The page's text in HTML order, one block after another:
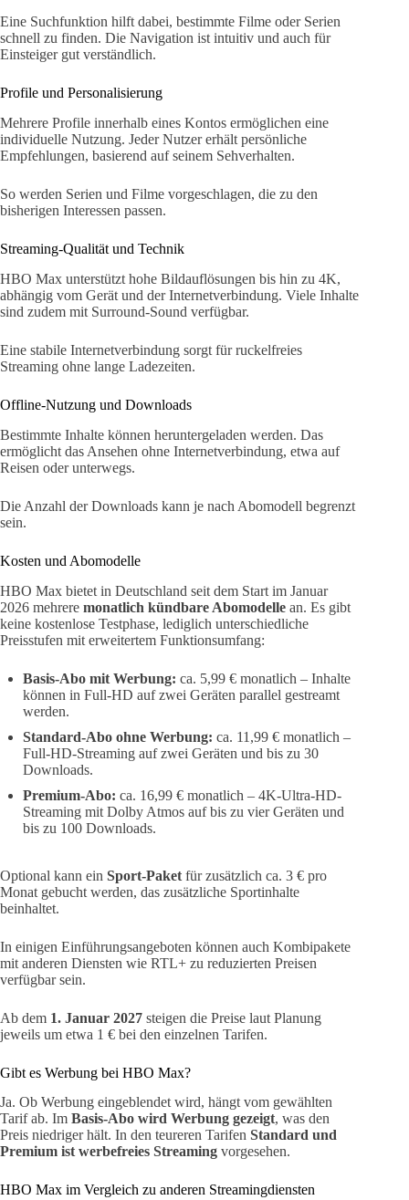
Eine Suchfunktion hilft dabei, bestimmte Filme oder Serien
schnell zu finden. Die Navigation ist intuitiv und auch für
Einsteiger gut verständlich.
Profile und Personalisierung
Mehrere Profile innerhalb eines Kontos ermöglichen eine
individuelle Nutzung. Jeder Nutzer erhält persönliche
Empfehlungen, basierend auf seinem Sehverhalten.
So werden Serien und Filme vorgeschlagen, die zu den
bisherigen Interessen passen.
Streaming-Qualität und Technik
HBO Max unterstützt hohe Bildauflösungen bis hin zu 4K,
abhängig vom Gerät und der Internetverbindung. Viele Inhalte
sind zudem mit Surround-Sound verfügbar.
Eine stabile Internetverbindung sorgt für ruckelfreies
Streaming ohne lange Ladezeiten.
Offline-Nutzung und Downloads
Bestimmte Inhalte können heruntergeladen werden. Das
ermöglicht das Ansehen ohne Internetverbindung, etwa auf
Reisen oder unterwegs.
Die Anzahl der Downloads kann je nach Abomodell begrenzt
sein.
Kosten und Abomodelle
HBO Max bietet in Deutschland seit dem Start im Januar
2026 mehrere monatlich kündbare Abomodelle an. Es gibt
keine kostenlose Testphase, lediglich unterschiedliche
Preisstufen mit erweitertem Funktionsumfang:
Basis-Abo mit Werbung: ca. 5,99 € monatlich – Inhalte
können in Full-HD auf zwei Geräten parallel gestreamt
werden.
Standard-Abo ohne Werbung: ca. 11,99 € monatlich –
Full-HD-Streaming auf zwei Geräten und bis zu 30
Downloads.
Premium-Abo: ca. 16,99 € monatlich – 4K-Ultra-HD-
Streaming mit Dolby Atmos auf bis zu vier Geräten und
bis zu 100 Downloads.
Optional kann ein Sport-Paket für zusätzlich ca. 3 € pro
Monat gebucht werden, das zusätzliche Sportinhalte
beinhaltet.
In einigen Einführungsangeboten können auch Kombipakete
mit anderen Diensten wie RTL+ zu reduzierten Preisen
verfügbar sein.
Ab dem 1. Januar 2027 steigen die Preise laut Planung
jeweils um etwa 1 € bei den einzelnen Tarifen.
Gibt es Werbung bei HBO Max?
Ja. Ob Werbung eingeblendet wird, hängt vom gewählten
Tarif ab. Im Basis-Abo wird Werbung gezeigt, was den
Preis niedriger hält. In den teureren Tarifen Standard und
Premium ist werbefreies Streaming vorgesehen.
HBO Max im Vergleich zu anderen Streamingdiensten